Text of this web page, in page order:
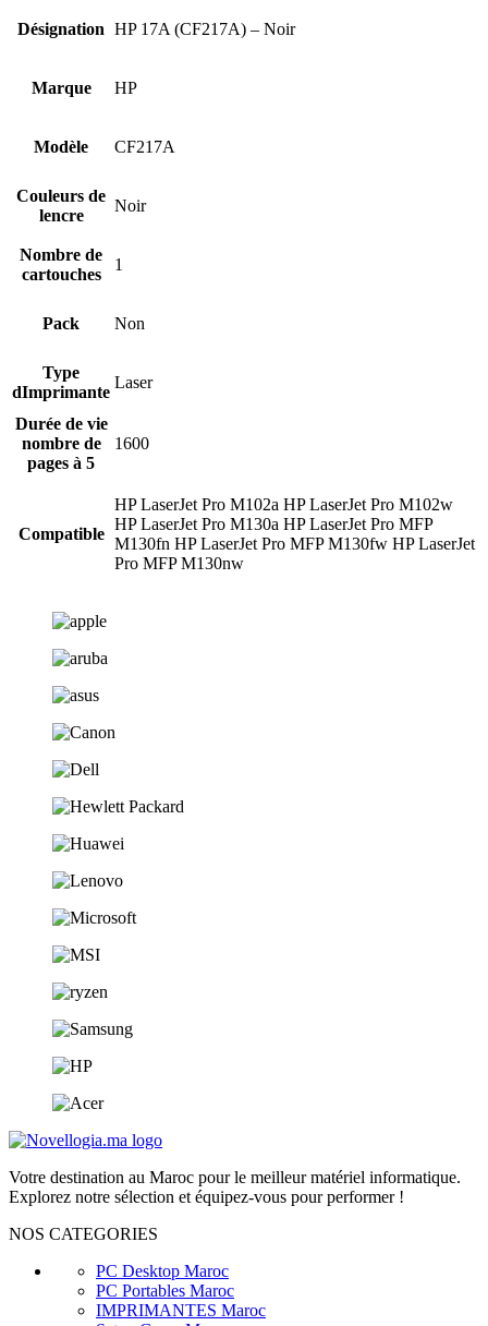
Désignation HP 17A (CF217A) – Noir
Marque HP
Modèle CF217A
Couleurs de
lencre
Noir
Nombre de
cartouches
1
Pack Non
Type
dImprimante
Laser
Durée de vie
nombre de
pages à 5
1600
Compatible
HP LaserJet Pro M102a HP LaserJet Pro M102w
HP LaserJet Pro M130a HP LaserJet Pro MFP
M130fn HP LaserJet Pro MFP M130fw HP LaserJet
Pro MFP M130nw
Votre destination au Maroc pour le meilleur matériel informatique.
Explorez notre sélection et équipez-vous pour performer !
NOS CATEGORIES
PC Desktop Maroc
PC Portables Maroc
IMPRIMANTES Maroc